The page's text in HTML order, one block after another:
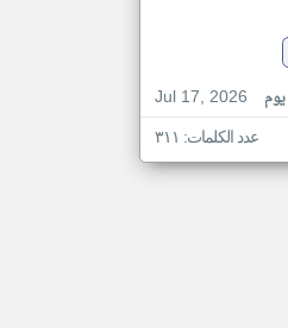
Jul 17, 2026
عدد الكلمات: ٣١١